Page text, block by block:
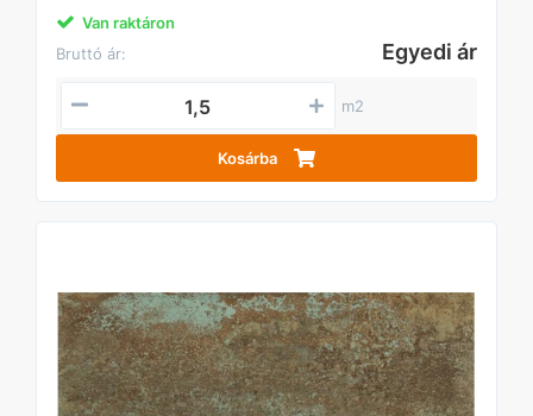
Van raktáron
Bruttó ár:
Egyedi ár
m2
Kosárba